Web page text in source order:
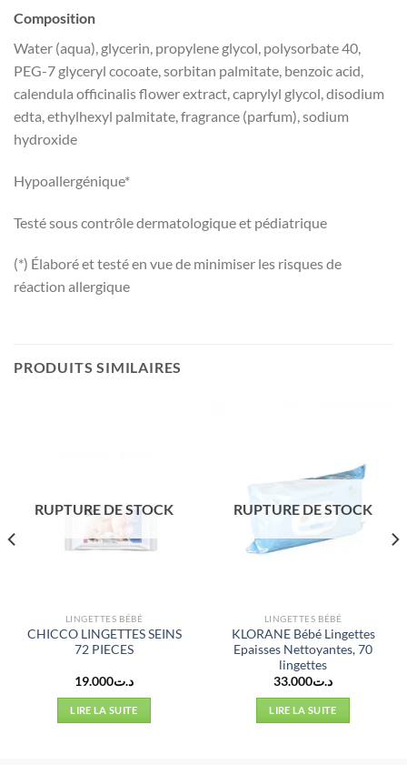
Composition
Water (aqua), glycerin, propylene glycol, polysorbate 40,
PEG-7 glyceryl cocoate, sorbitan palmitate, benzoic acid,
calendula officinalis flower extract, caprylyl glycol, disodium
edta, ethylhexyl palmitate, fragrance (parfum), sodium
hydroxide
Hypoallergénique*
Testé sous contrôle dermatologique et pédiatrique
(*) Élaboré et testé en vue de minimiser les risques de
réaction allergique
PRODUITS SIMILAIRES
RUPTURE DE STOCK
LINGETTES BÉBÉ
CHICCO LINGETTES SEINS
72 PIECES
د.ت19.000
LIRE LA SUITE
RUPTURE DE STOCK
LINGETTES BÉBÉ
KLORANE Bébé Lingettes
Epaisses Nettoyantes, 70
lingettes
د.ت33.000
LIRE LA SUITE